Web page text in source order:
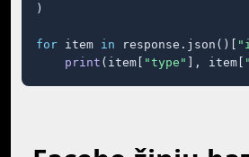
)
for item in response.json()[
print (item[ "type" ], item[